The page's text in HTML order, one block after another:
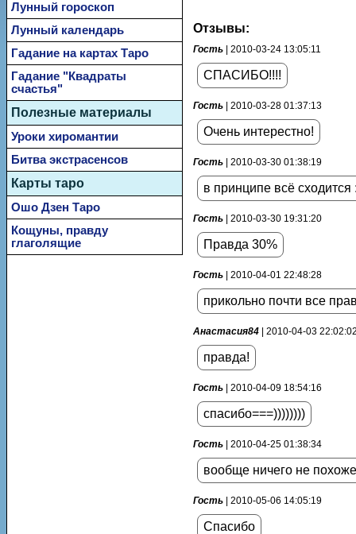
Отзывы:
Гость | 2010-03-24 13:05:11
СПАСИБО!!!!
Гость | 2010-03-28 01:37:13
Очень интерестно!
Гость | 2010-03-30 01:38:19
в принципе всё сходится
Гость | 2010-03-30 19:31:20
Правда 30%
Гость | 2010-04-01 22:48:28
прикольно почти все
Анастасия84 | 2010-04-03
правда!
Гость | 2010-04-09 18:54:16
спасибо===))))))))
Гость | 2010-04-25 01:38:34
вообще ничего не
Гость | 2010-05-06 14:05:19
Спасибо
Лунный гороскоп
Лунный календарь
Гадание на картах Таро
Гадание "Квадраты
счастья"
Полезные материалы
Уроки хиромантии
Битва экстрасенсов
Карты таро
Ошо Дзен Таро
Кощуны, правду
глаголящие